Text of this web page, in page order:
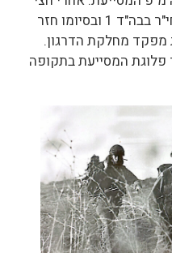
שנה כמ"כ הוא יצא לקורס קציני חי"ר בבה"ד 1 ובסיומו חזר
מסייעת 50, להיות מפקד מחלקת הדרגון.
המסייעת בתקופה